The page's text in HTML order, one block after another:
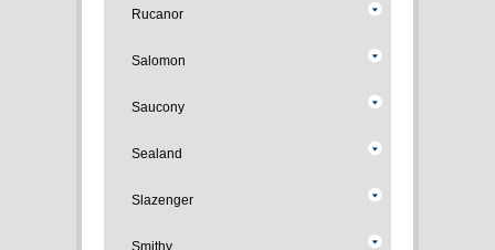
Rucanor
Salomon
Saucony
Sealand
Slazenger
Smithy